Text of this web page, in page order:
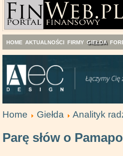
HOME AKTUALNOŚCI FIRMY GIEŁDA
Home Giełda Analityk
Parę słów o